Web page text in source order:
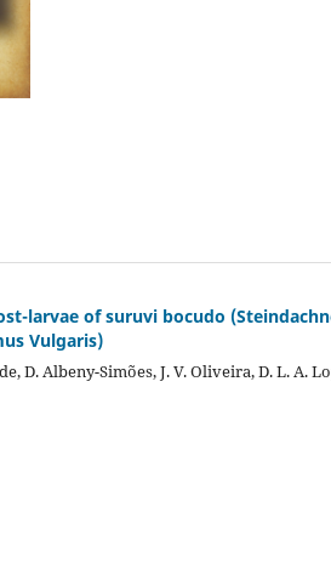
larvae of suruvi bocudo
Vulgaris)
D. Albeny-Simões, J. V. Oliveira, D. L. A.